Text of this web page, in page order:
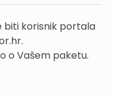
biti korisnik portala
o Vašem paketu.